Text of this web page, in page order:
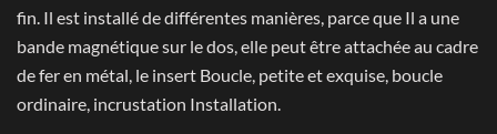
fin. Il est installé de différentes manières, parce que Il a une
bande magnétique sur le dos, elle peut être attachée au cadre
de fer en métal, le insert Boucle, petite et exquise, boucle
ordinaire, incrustation Installation.